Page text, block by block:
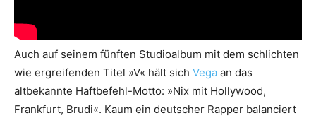
Auch auf seinem fünften Studioalbum mit dem schlichten
wie ergreifenden Titel »V« hält sich Vega an das
altbekannte Haftbefehl-Motto: »Nix mit Hollywood,
Frankfurt, Brudi«. Kaum ein deutscher Rapper balanciert